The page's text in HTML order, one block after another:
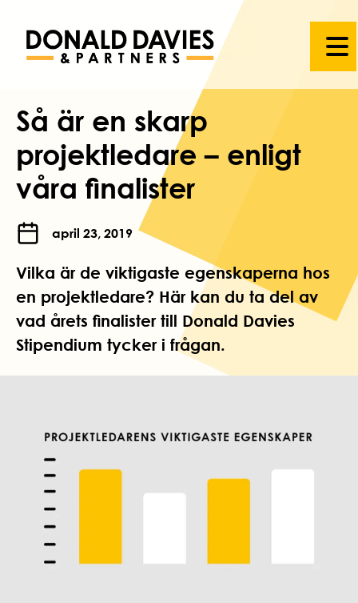
Så är en skarp
projektledare – enligt
våra finalister
april 23, 2019
Vilka är de viktigaste egenskaperna hos
en projektledare? Här kan du ta del av
vad årets finalister till Donald Davies
Stipendium tycker i frågan.